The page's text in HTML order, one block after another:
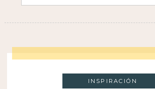
INSPIRACIÓN